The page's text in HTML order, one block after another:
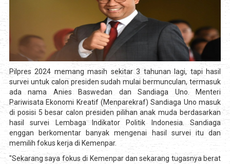
Pilpres 2024 memang masih sekitar 3 tahunan lagi, tapi hasil
survei untuk calon presiden sudah mulai bermunculan, termasuk
ada nama Anies Baswedan dan Sandiaga Uno. Menteri
Pariwisata Ekonomi Kreatif (Menparekraf) Sandiaga Uno masuk
di posisi 5 besar calon presiden pilihan anak muda berdasarkan
hasil survei Lembaga Indikator Politik Indonesia. Sandiaga
enggan berkomentar banyak mengenai hasil survei itu dan
memilih fokus kerja di Kemenpar.
"Sekarang saya fokus di Kemenpar dan sekarang tugasnya berat